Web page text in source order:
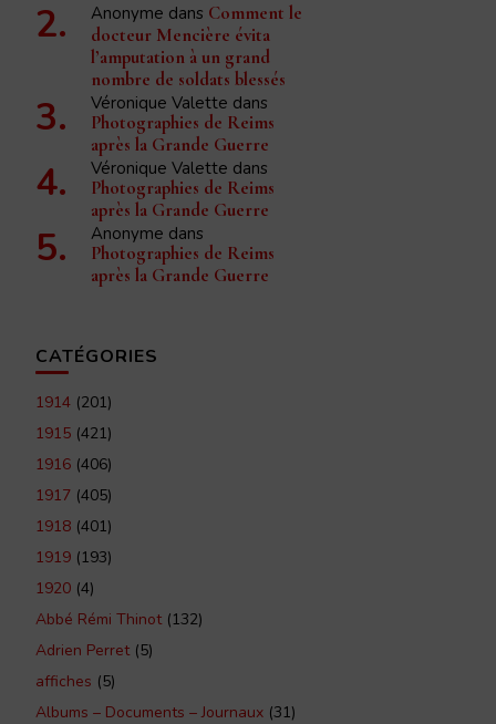
Anonyme dans Comment le
docteur Mencière évita
l’amputation à un grand
nombre de soldats blessés
Véronique Valette dans
Photographies de Reims
après la Grande Guerre
Véronique Valette dans
Photographies de Reims
après la Grande Guerre
Anonyme dans
Photographies de Reims
après la Grande Guerre
CATÉGORIES
1914 (201)
1915 (421)
1916 (406)
1917 (405)
1918 (401)
1919 (193)
1920 (4)
Abbé Rémi Thinot(132)
Adrien Perret(5)
affiches (5)
Albums – Documents – Journaux (31)